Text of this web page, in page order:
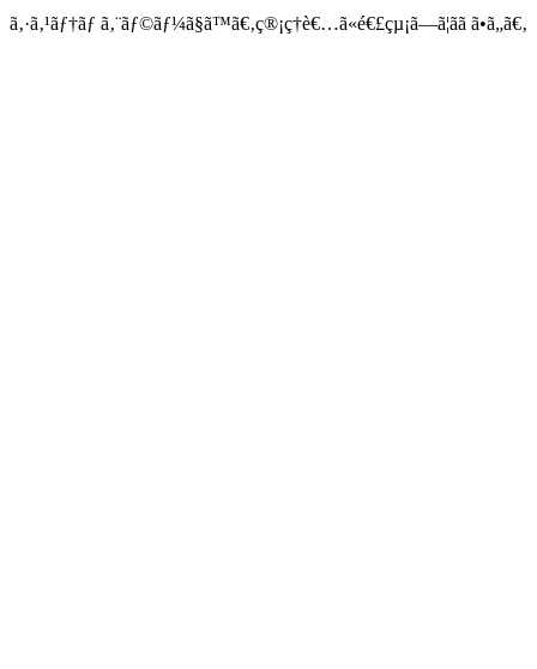
ã‚·ã‚¹ãƒ†ãƒ ã‚¨ãƒ©ãƒ¼ã§ã™ã€‚ç®¡ç†è€…ã«é€£çµ¡ã—ã¦ãã ã•ã„ã€‚